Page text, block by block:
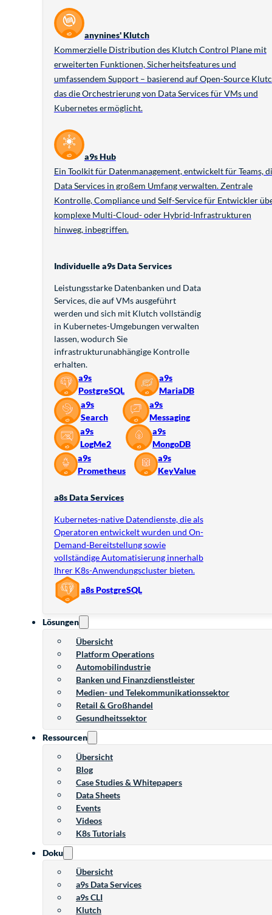
anynines' Klutch
Kommerzielle Distribution des Klutch Control Plane mit
erweiterten Funktionen, Sicherheitsfeatures und
umfassendem Support – basierend auf Open-Source
das die Orchestrierung von Data Services für VMs und
Kubernetes ermöglicht.
a9s Hub
Ein Toolkit für Datenmanagement, entwickelt für Teams,
Data Services in großem Umfang verwalten. Zentrale
Kontrolle, Compliance und Self-Service für Entwickler
komplexe Multi-Cloud- oder Hybrid-Infrastrukturen
hinweg, inbegriffen.
Individuelle a9s Data Services
Leistungsstarke Datenbanken und Data
Services, die auf VMs ausgeführt
werden und sich mit Klutch vollständig
in Kubernetes-Umgebungen verwalten
lassen, wodurch Sie
infrastrukturunabhängige Kontrolle
erhalten.
a9s
PostgreSQL
a9s
MariaDB
a9s
Search
a9s
Messaging
a9s
LogMe2
a9s
MongoDB
a9s
Prometheus
a9s
KeyValue
a8s Data Services
Kubernetes-native Datendienste, die als
Operatoren entwickelt wurden und On-
Demand-Bereitstellung sowie
vollständige Automatisierung innerhalb
Ihrer K8s-Anwendungscluster bieten.
a8s PostgreSQL
Lösungen
Übersicht
Platform Operations
Automobilindustrie
Banken und Finanzdienstleister
Medien- und Telekommunikationssektor
Retail & Großhandel
Gesundheitssektor
Ressourcen
Übersicht
Blog
Case Studies & Whitepapers
Data Sheets
Events
Videos
K8s Tutorials
Doku
Übersicht
a9s Data Services
a9s CLI
Klutch